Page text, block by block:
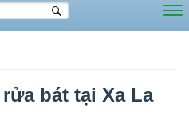
bát tại Xa La